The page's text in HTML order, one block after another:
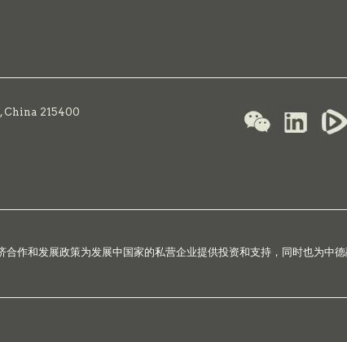
China 215400
作和发展政策为发展中国家的私营企业提供投资和支持，同时也为中